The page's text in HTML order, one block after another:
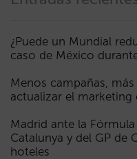
¿Puede un Mundial
caso de México
Menos campañas,
actualizar el
Madrid ante la
Catalunya y del GP de
hoteles